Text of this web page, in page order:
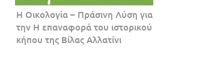
H Οικολογία – Πράσινη Λύση για
την Η επαναφορά του ιστορικού
κήπου της Βίλας Αλλατίνι